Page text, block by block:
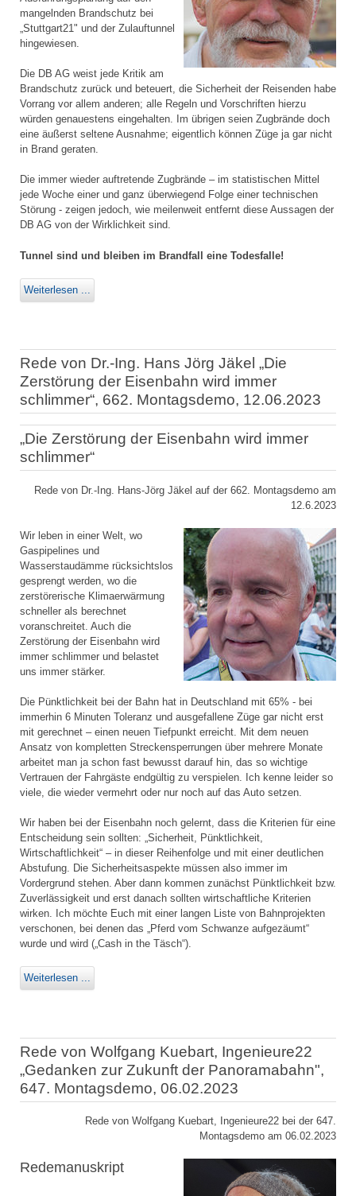
mangelnden Brandschutz bei
„Stuttgart21" und der Zulauftunnel
hingewiesen.
Die DB AG weist jede Kritik am
Brandschutz zurück und beteuert, die Sicherheit der Reisenden habe
Vorrang vor allem anderen; alle Regeln und Vorschriften hierzu
würden genauestens eingehalten. Im übrigen seien Zugbrände doch
eine äußerst seltene Ausnahme; eigentlich können Züge ja gar nicht
in Brand geraten.
Die immer wieder auftretende Zugbrände – im statistischen Mittel
jede Woche einer und ganz überwiegend Folge einer technischen
Störung - zeigen jedoch, wie meilenweit entfernt diese Aussagen der
DB AG von der Wirklichkeit sind.
Tunnel sind und bleiben im Brandfall eine Todesfalle!
Weiterlesen ...
Rede von Dr.-Ing. Hans Jörg Jäkel „Die
Zerstörung der Eisenbahn wird immer
schlimmer“, 662. Montagsdemo, 12.06.2023
„Die Zerstörung der Eisenbahn wird immer
schlimmer“
Rede von Dr.-Ing. Hans-Jörg Jäkel auf der 662. Montagsdemo am
12.6.2023
Wir leben in einer Welt, wo
Gaspipelines und
Wasserstaudämme rücksichtslos
gesprengt werden, wo die
zerstörerische Klimaerwärmung
schneller als berechnet
voranschreitet. Auch die
Zerstörung der Eisenbahn wird
immer schlimmer und belastet
uns immer stärker.
Die Pünktlichkeit bei der Bahn hat in Deutschland mit 65% - bei
immerhin 6 Minuten Toleranz und ausgefallene Züge gar nicht erst
mit gerechnet – einen neuen Tiefpunkt erreicht. Mit dem neuen
Ansatz von kompletten Streckensperrungen über mehrere Monate
arbeitet man ja schon fast bewusst darauf hin, das so wichtige
Vertrauen der Fahrgäste endgültig zu verspielen. Ich kenne leider so
viele, die wieder vermehrt oder nur noch auf das Auto setzen.
Wir haben bei der Eisenbahn noch gelernt, dass die Kriterien für eine
Entscheidung sein sollten: „Sicherheit, Pünktlichkeit,
Wirtschaftlichkeit“ – in dieser Reihenfolge und mit einer deutlichen
Abstufung. Die Sicherheitsaspekte müssen also immer im
Vordergrund stehen. Aber dann kommen zunächst Pünktlichkeit bzw.
Zuverlässigkeit und erst danach sollten wirtschaftliche Kriterien
wirken. Ich möchte Euch mit einer langen Liste von Bahnprojekten
verschonen, bei denen das „Pferd vom Schwanze aufgezäumt“
wurde und wird („Cash in the Täsch“).
Weiterlesen ...
Rede von Wolfgang Kuebart, Ingenieure22
„Gedanken zur Zukunft der Panoramabahn",
647. Montagsdemo, 06.02.2023
Rede von Wolfgang Kuebart, Ingenieure22 bei der 647.
Montagsdemo am 06.02.2023
Redemanuskript